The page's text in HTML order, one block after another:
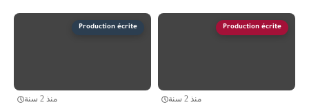
Production écrite
منذ 2 سنة
Production écrite
منذ 2 سنة